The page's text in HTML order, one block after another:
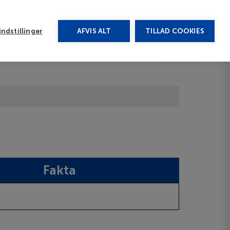
AFVIS ALT TILLAD COOKIES
Fakta